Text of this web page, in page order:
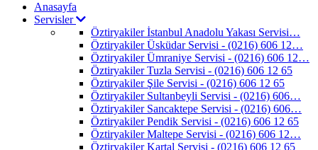
Anasayfa
Servisler
Öztiryakiler İstanbul Anadolu Yakası Servisi…
Öztiryakiler Üsküdar Servisi - (0216) 606 12…
Öztiryakiler Ümraniye Servisi - (0216) 606 12…
Öztiryakiler Tuzla Servisi - (0216) 606 12 65
Öztiryakiler Şile Servisi - (0216) 606 12 65
Öztiryakiler Sultanbeyli Servisi - (0216) 606…
Öztiryakiler Sancaktepe Servisi - (0216) 606…
Öztiryakiler Pendik Servisi - (0216) 606 12 65
Öztiryakiler Maltepe Servisi - (0216) 606 12…
Öztiryakiler Kartal Servisi - (0216) 606 12 65